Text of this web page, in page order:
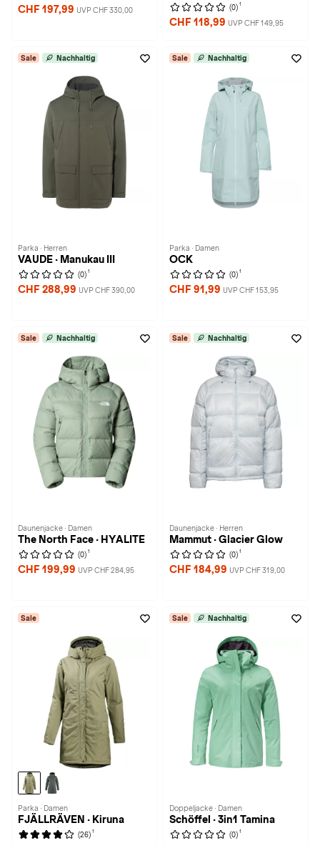
CHF 197,99 UVP CHF 330,00 (0) 1
CHF 118,99 UVP CHF 149,95
Sale Nachhaltig
Parka · Herren
VAUDE · Manukau III
(0) 1
CHF 288,99 UVP CHF 390,00
Sale Nachhaltig
Parka · Damen
OCK
(0) 1
CHF 91,99 UVP CHF 153,95
Sale Nachhaltig
Daunenjacke · Damen
The North Face · HYALITE
(0) 1
CHF 199,99 UVP CHF 284,95
Sale Nachhaltig
Daunenjacke · Herren
Mammut · Glacier Glow
(0) 1
CHF 184,99 UVP CHF 319,00
Sale
Parka · Damen
FJÄLLRÄVEN · Kiruna
(26) 1
Sale Nachhaltig
Doppeljacke · Damen
Schöffel · 3in1 Tamina
(0) 1